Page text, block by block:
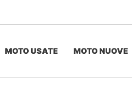
MOTO USATE MOTO NUOVE